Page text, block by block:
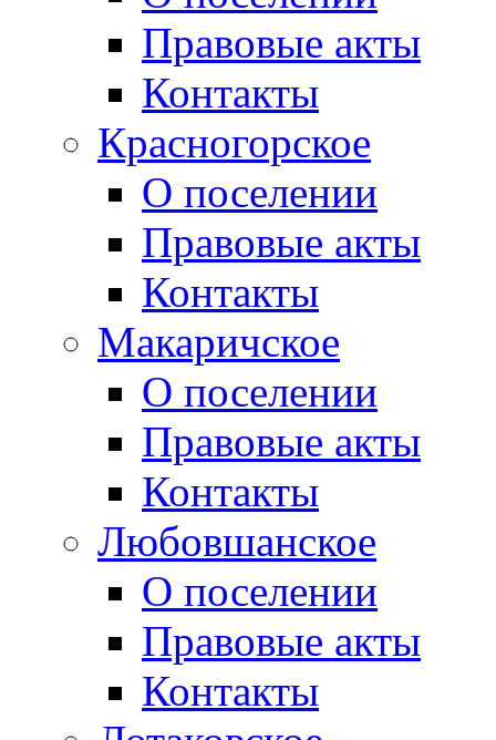
Правовые акты
Контакты
Красногорское
О поселении
Правовые акты
Контакты
Макаричское
О поселении
Правовые акты
Контакты
Любовшанское
О поселении
Правовые акты
Контакты